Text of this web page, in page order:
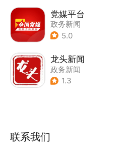
党媒平台
政务新闻
5.0
龙头新闻
政务新闻
1.3
联系我们